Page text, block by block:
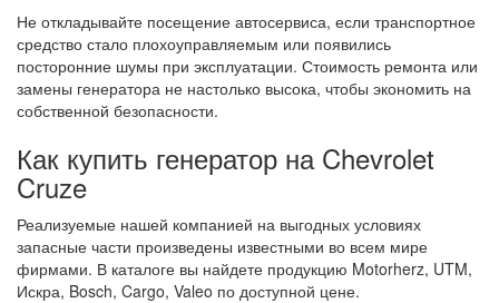
Не откладывайте посещение автосервиса, если транспортное
средство стало плохоуправляемым или появились
посторонние шумы при эксплуатации. Стоимость ремонта или
замены генератора не настолько высока, чтобы экономить на
собственной безопасности.
Как купить генератор на Chevrolet
Cruze
Реализуемые нашей компанией на выгодных условиях
запасные части произведены известными во всем мире
фирмами. В каталоге вы найдете продукцию Motorherz, UTM,
Искра, Bosch, Cargo, Valeo по доступной цене.